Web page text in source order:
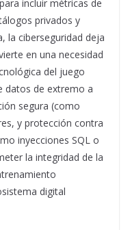
incluir métricas de
privados y
la ciberseguridad deja
en una necesidad
del juego
datos de extremo a
segura (como
y protección contra
inyecciones SQL o
la integridad de la
digital